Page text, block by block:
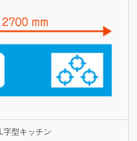
L字型キッチン